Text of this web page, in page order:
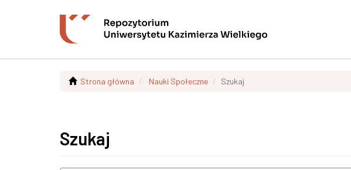
Strona główna Nauki Społeczne Szukaj
Szukaj